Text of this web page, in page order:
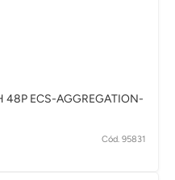
48P ECS-AGGREGATION-
Cód. 95831